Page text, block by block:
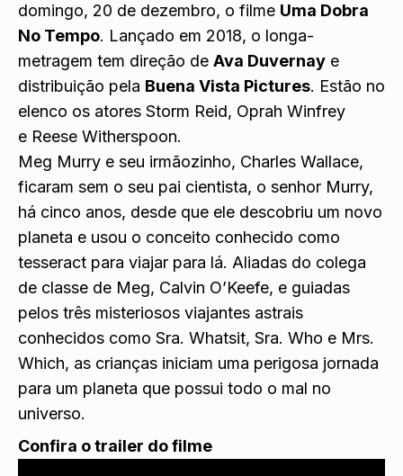
domingo, 20 de dezembro, o filme Uma Dobra
No Tempo. Lançado em 2018, o longa-
metragem tem direção de Ava Duvernay e
distribuição pela Buena Vista Pictures. Estão no
elenco os atores Storm Reid, Oprah Winfrey
e Reese Witherspoon.
Meg Murry e seu irmãozinho, Charles Wallace,
ficaram sem o seu pai cientista, o senhor Murry,
há cinco anos, desde que ele descobriu um novo
planeta e usou o conceito conhecido como
tesseract para viajar para lá. Aliadas do colega
de classe de Meg, Calvin O’Keefe, e guiadas
pelos três misteriosos viajantes astrais
conhecidos como Sra. Whatsit, Sra. Who e Mrs.
Which, as crianças iniciam uma perigosa jornada
para um planeta que possui todo o mal no
universo.
Confira o trailer do filme